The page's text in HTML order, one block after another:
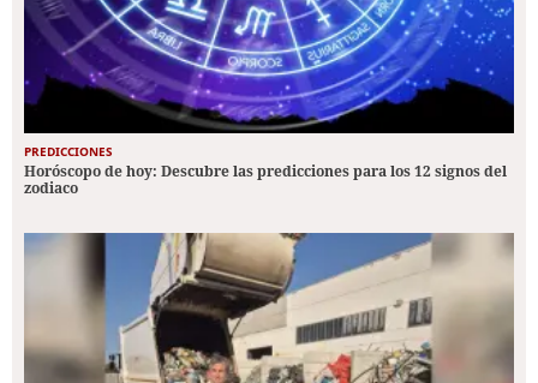
PREDICCIONES
Horóscopo de hoy: Descubre las predicciones para los 12 signos del
zodiaco